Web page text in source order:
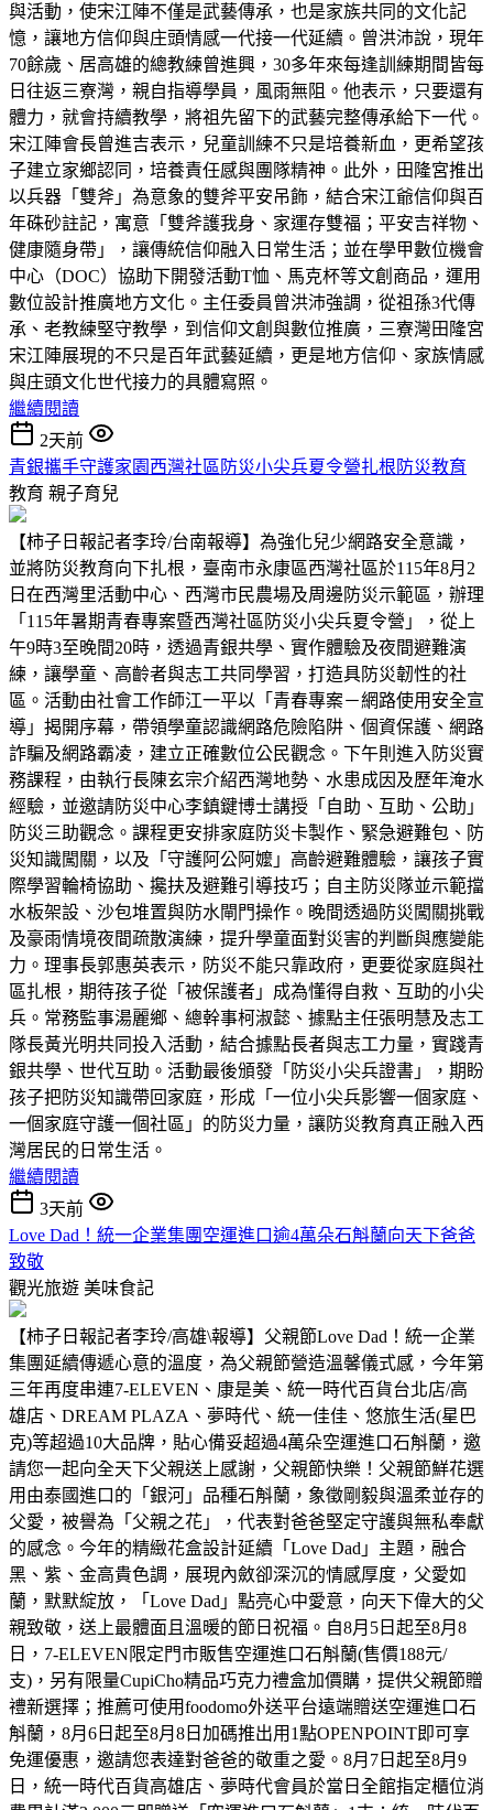
與活動，使宋江陣不僅是武藝傳承，也是家族共同的文化記
憶，讓地方信仰與庄頭情感一代接一代延續。曾洪沛說，現年
70餘歲、居高雄的總教練曾進興，30多年來每逢訓練期間皆每
日往返三寮灣，親自指導學員，風雨無阻。他表示，只要還有
體力，就會持續教學，將祖先留下的武藝完整傳承給下一代。
宋江陣會長曾進吉表示，兒童訓練不只是培養新血，更希望孩
子建立家鄉認同，培養責任感與團隊精神。此外，田隆宮推出
以兵器「雙斧」為意象的雙斧平安吊飾，結合宋江爺信仰與百
年硃砂註記，寓意「雙斧護我身、家運存雙福；平安吉祥物、
健康隨身帶」，讓傳統信仰融入日常生活；並在學甲數位機會
中心（DOC）協助下開發活動T恤、馬克杯等文創商品，運用
數位設計推廣地方文化。主任委員曾洪沛強調，從祖孫3代傳
承、老教練堅守教學，到信仰文創與數位推廣，三寮灣田隆宮
宋江陣展現的不只是百年武藝延續，更是地方信仰、家族情感
與庄頭文化世代接力的具體寫照。
繼續閱讀
2天前
青銀攜手守護家園西灣社區防災小尖兵夏令營扎根防災教育
教育 親子育兒
【柿子日報記者李玲/台南報導】為強化兒少網路安全意識，
並將防災教育向下扎根，臺南市永康區西灣社區於115年8月2
日在西灣里活動中心、西灣市民農場及周邊防災示範區，辦理
「115年暑期青春專案暨西灣社區防災小尖兵夏令營」，從上
午9時3至晚間20時，透過青銀共學、實作體驗及夜間避難演
練，讓學童、高齡者與志工共同學習，打造具防災韌性的社
區。活動由社會工作師江一平以「青春專案－網路使用安全宣
導」揭開序幕，帶領學童認識網路危險陷阱、個資保護、網路
詐騙及網路霸凌，建立正確數位公民觀念。下午則進入防災實
務課程，由執行長陳玄宗介紹西灣地勢、水患成因及歷年淹水
經驗，並邀請防災中心李鎮鍵博士講授「自助、互助、公助」
防災三助觀念。課程更安排家庭防災卡製作、緊急避難包、防
災知識闖關，以及「守護阿公阿嬤」高齡避難體驗，讓孩子實
際學習輪椅協助、攙扶及避難引導技巧；自主防災隊並示範擋
水板架設、沙包堆置與防水閘門操作。晚間透過防災闖關挑戰
及豪雨情境夜間疏散演練，提升學童面對災害的判斷與應變能
力。理事長郭惠英表示，防災不能只靠政府，更要從家庭與社
區扎根，期待孩子從「被保護者」成為懂得自救、互助的小尖
兵。常務監事湯麗鄉、總幹事柯淑懿、據點主任張明慧及志工
隊長黃光明共同投入活動，結合據點長者與志工力量，實踐青
銀共學、世代互助。活動最後頒發「防災小尖兵證書」，期盼
孩子把防災知識帶回家庭，形成「一位小尖兵影響一個家庭、
一個家庭守護一個社區」的防災力量，讓防災教育真正融入西
灣居民的日常生活。
繼續閱讀
3天前
Love Dad！統一企業集團空運進口逾4萬朵石斛蘭向天下爸爸
致敬
觀光旅遊 美味食記
【柿子日報記者李玲/高雄\報導】父親節Love Dad！統一企業
集團延續傳遞心意的溫度，為父親節營造溫馨儀式感，今年第
三年再度串連7-ELEVEN、康是美、統一時代百貨台北店/高
雄店、DREAM PLAZA、夢時代、統一佳佳、悠旅生活(星巴
克)等超過10大品牌，貼心備妥超過4萬朵空運進口石斛蘭，邀
請您一起向全天下父親送上感謝，父親節快樂！父親節鮮花選
用由泰國進口的「銀河」品種石斛蘭，象徵剛毅與溫柔並存的
父愛，被譽為「父親之花」，代表對爸爸堅定守護與無私奉獻
的感念。今年的精緻花盒設計延續「Love Dad」主題，融合
黑、紫、金高貴色調，展現內斂卻深沉的情感厚度，父愛如
蘭，默默綻放，「Love Dad」點亮心中愛意，向天下偉大的父
親致敬，送上最體面且溫暖的節日祝福。自8月5日起至8月8
日，7-ELEVEN限定門市販售空運進口石斛蘭(售價188元/
支)，另有限量CupiCho精品巧克力禮盒加價購，提供父親節贈
禮新選擇；推薦可使用foodomo外送平台遠端贈送空運進口石
斛蘭，8月6日起至8月8日加碼推出用1點OPENPOINT即可享
免運優惠，邀請您表達對爸爸的敬重之愛。8月7日起至8月9
日，統一時代百貨高雄店、夢時代會員於當日全館指定櫃位消